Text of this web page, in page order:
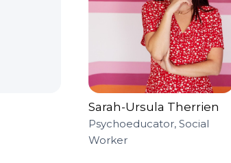
Sarah-Ursula Therrien
Psychoeducator, Social
Worker